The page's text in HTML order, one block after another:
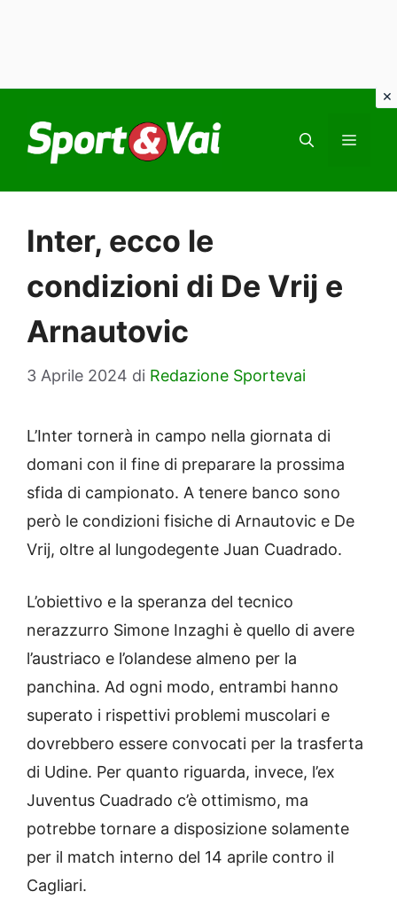
contenuto
Inter, ecco le
condizioni di De Vrij e
Arnautovic
3 Aprile 2024 di Redazione Sportevai
L’Inter tornerà in campo nella giornata di
domani con il fine di preparare la prossima
sfida di campionato. A tenere banco sono
però le condizioni fisiche di Arnautovic e De
Vrij, oltre al lungodegente Juan Cuadrado.
L’obiettivo e la speranza del tecnico
nerazzurro Simone Inzaghi è quello di avere
l’austriaco e l’olandese almeno per la
panchina. Ad ogni modo, entrambi hanno
superato i rispettivi problemi muscolari e
dovrebbero essere convocati per la trasferta
di Udine. Per quanto riguarda, invece, l’ex
Juventus Cuadrado c’è ottimismo, ma
potrebbe tornare a disposizione solamente
per il match interno del 14 aprile contro il
Cagliari.